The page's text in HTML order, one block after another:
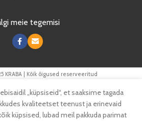
meie tegemisi
KRABA | Kõik õigused reserveeritud
„küpsiseid“, et saaksime tagada
kvaliteetset teenust ja erinevaid
küpsised, lubad meil pakkuda parimat